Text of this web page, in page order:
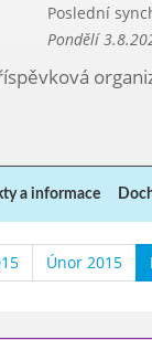
Poslední
Pondělí
a informace
Únor 2015